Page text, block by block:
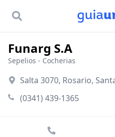
Funarg S.A
Sepelios - Cocherias
Salta 3070, Rosario,
(0341) 439-1365